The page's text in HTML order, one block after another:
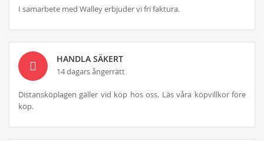
I samarbete med Walley erbjuder vi fri faktura.
HANDLA SÄKERT
14 dagars ångerrätt
Distansköplagen gäller vid köp hos oss. Läs våra köpvillkor före
köp.